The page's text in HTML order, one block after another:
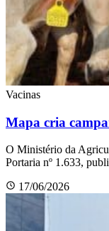
Vacinas
Mapa cria
O Ministério da
Portaria nº 1.633,
17/06/2026